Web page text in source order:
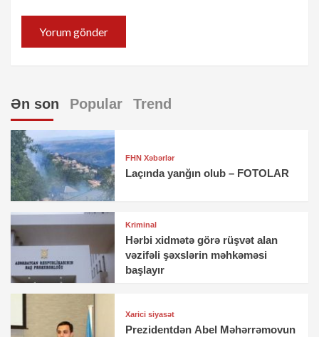
Ən son Popular Trend
FHN Xəbərlər
Laçında yanğın olub – FOTOLAR
Kriminal
Hərbi xidmətə görə rüşvət alan
vəzifəli şəxslərin məhkəməsi
başlayır
Xarici siyasət
Prezidentdən Abel Məhərrəmovun